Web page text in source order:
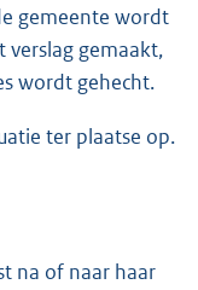
gemeente wordt
verslag gemaakt,
wordt gehecht.
ter plaatse op.
na of naar haar